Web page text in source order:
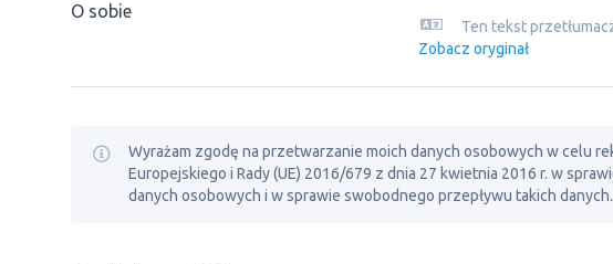
O sobie
Ten tekst
Zobacz oryginał
Wyrażam zgodę na przetwarzanie moich danych osobowych w celu
Europejskiego i Rady (UE) 2016/679 z dnia 27 kwietnia 2016 r. w
danych osobowych i w sprawie swobodnego przepływu takich danych.